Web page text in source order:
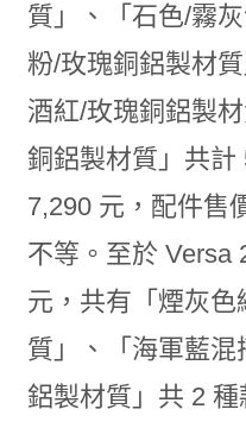
質」、「石色/霧
粉/玫瑰銅鋁製材
酒紅/玫瑰銅鋁製
銅鋁製材質」共計
7,290 元，配件售
不等。至於 Versa
元，共有「煙灰
質」、「海軍藍混
鋁製材質」共 2 種